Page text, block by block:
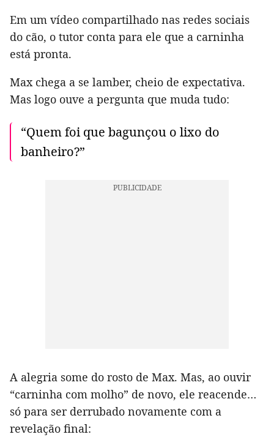
Em um vídeo compartilhado nas redes sociais
do cão, o tutor conta para ele que a carninha
está pronta.
Max chega a se lamber, cheio de expectativa.
Mas logo ouve a pergunta que muda tudo:
“Quem foi que bagunçou o lixo do
banheiro?”
A alegria some do rosto de Max. Mas, ao ouvir
“carninha com molho” de novo, ele reacende…
só para ser derrubado novamente com a
revelação final: